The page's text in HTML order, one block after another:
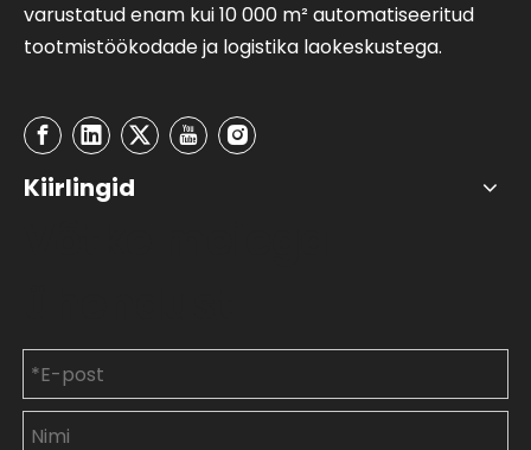
varustatud enam kui 10 000 m² automatiseeritud
tootmistöökodade ja logistika laokeskustega.
Kiirlingid